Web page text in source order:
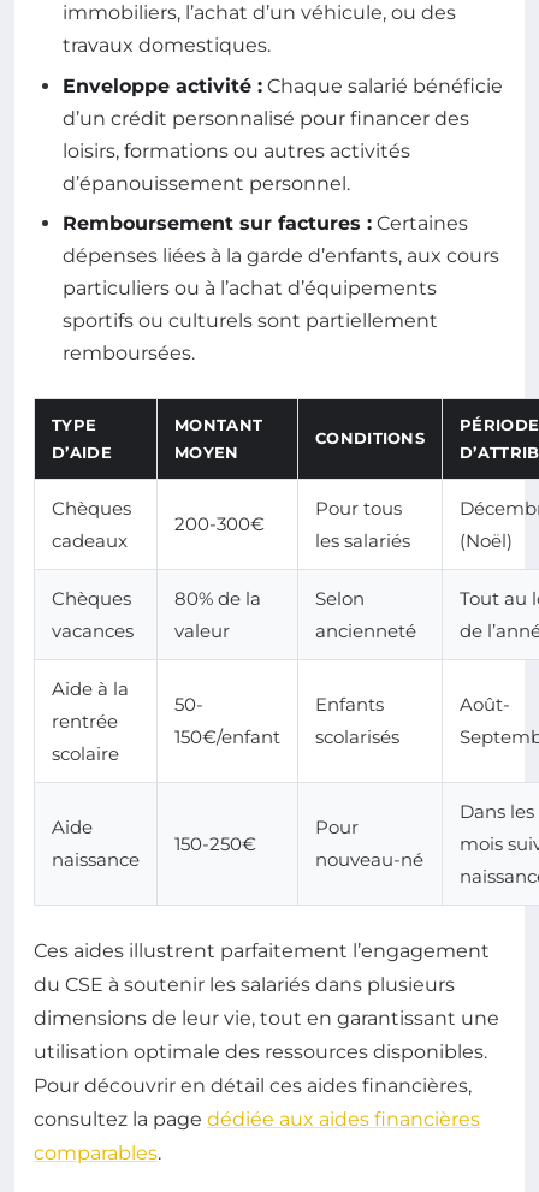
immobiliers, l’achat d’un véhicule, ou des
travaux domestiques.
Enveloppe activité : Chaque salarié bénéficie
d’un crédit personnalisé pour financer des
loisirs, formations ou autres activités
d’épanouissement personnel.
Remboursement sur factures : Certaines
dépenses liées à la garde d’enfants, aux cours
particuliers ou à l’achat d’équipements
sportifs ou culturels sont partiellement
remboursées.
TYPE
D’AIDE
MONTANT
MOYEN
CONDITIONS
PÉRIODE
Chèques
cadeaux
200-300€
Pour tous
les salariés
(Noël)
Chèques
vacances
80% de la
valeur
Selon
ancienneté
Tout au
de
Aide à la
rentrée
scolaire
50-
150€/enfant
Enfants
scolarisés
Août-
Aide
naissance
150-250€
Pour
nouveau-né
Dans les
mois
Ces aides illustrent parfaitement l’engagement
du CSE à soutenir les salariés dans plusieurs
dimensions de leur vie, tout en garantissant une
utilisation optimale des ressources disponibles.
Pour découvrir en détail ces aides financières,
consultez la page dédiée aux aides financières
comparables.